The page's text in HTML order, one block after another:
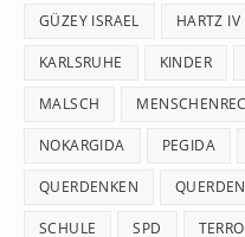
GÜZEY ISRAEL HARTZ IV
KARLSRUHE KINDER
MALSCH
NOKARGIDA PEGIDA
QUERDENKEN
SCHULE SPD